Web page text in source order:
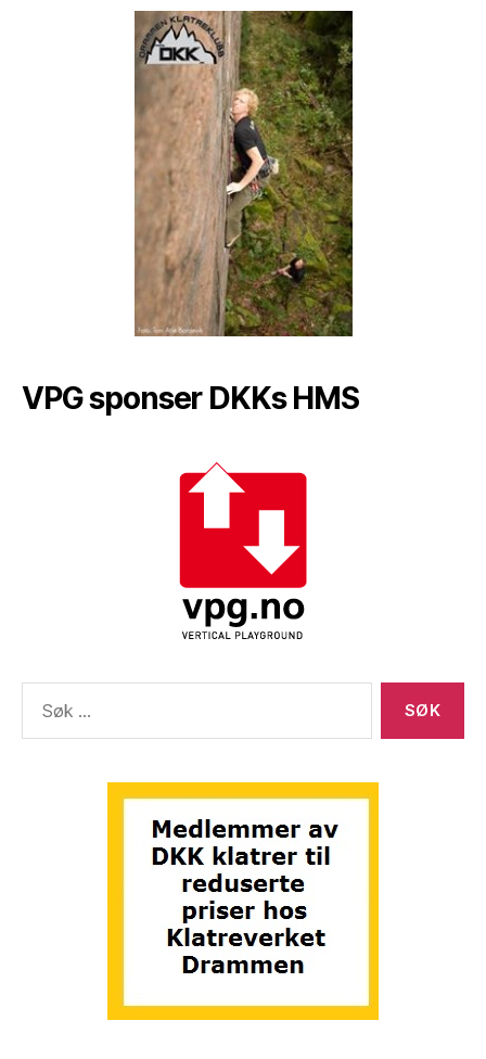
VPG sponser DKKs HMS
etter: